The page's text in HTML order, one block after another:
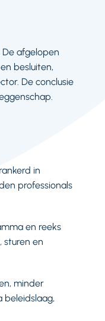
afgelopen
besluiten,
De conclusie
in
professionals
en reeks
sturen en
minder
beleidslaag,